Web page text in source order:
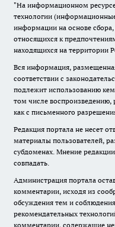
"На информационном
технологии
информации на основе
относящихся к
находящихся на территории
Вся информация,
соответствии с
подлежит использованию
том числе воспроизведению,
как с письменного
Редакция портала не несет
материалы пользователей,
субдоменах. Мнение
совпадать.
Администрация портала
комментарии, исходя из
обсуждения тем и
рекомендательных
комментарии, содержащие